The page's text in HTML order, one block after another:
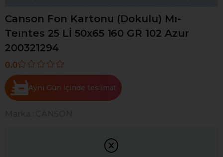
Canson Fon Kartonu (Dokulu) Mı-
Teıntes 25 Lİ 50x65 160 GR 102 Azur
200321294
0.0
Aynı Gün